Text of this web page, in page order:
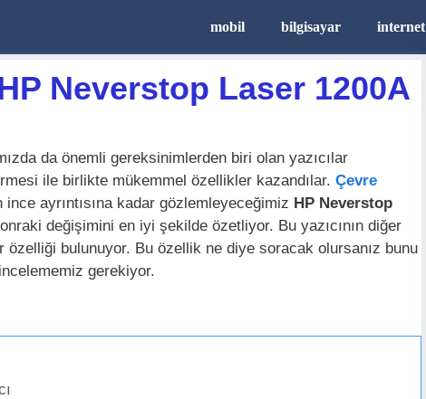
mobil bilgisayar internet
Neverstop Laser 1200A
da önemli gereksinimlerden biri olan yazıcılar
ile birlikte mükemmel özellikler kazandılar. Çevre
ayrıntısına kadar gözlemleyeceğimiz HP Neverstop
değişimini en iyi şekilde özetliyor. Bu yazıcının diğer
özelliği bulunuyor. Bu özellik ne diye soracak olursanız bunu
gerekiyor.